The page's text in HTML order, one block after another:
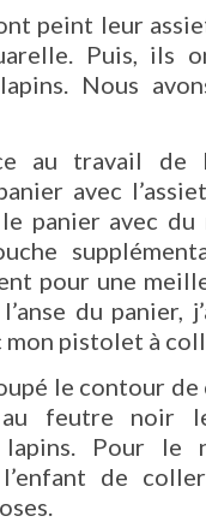
peint leur
Puis, ils
Nous
au travail de
avec
panier avec du
pour une
du panier,
mon pistolet à
le contour
feutre noir
Pour le
de